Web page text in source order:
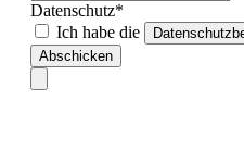
Datenschutz*
Ich habe die
Abschicken